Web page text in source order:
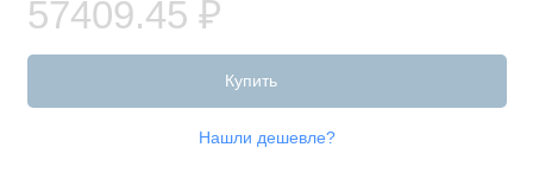
57409.45 ₽
Купить
Нашли дешевле?